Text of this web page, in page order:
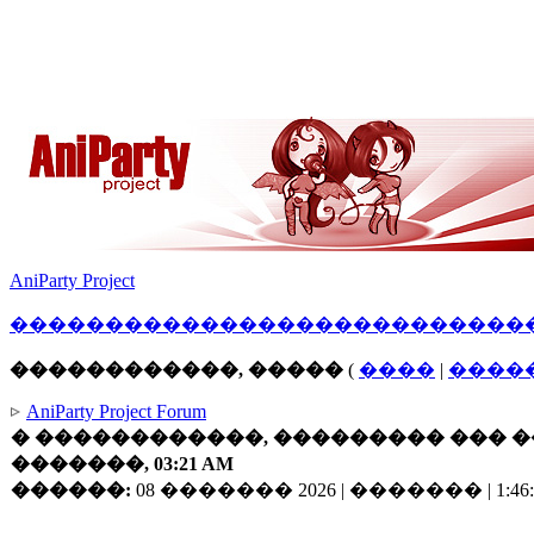
AniParty Project
�����������������������
������������, ����� ( ���� |
AniParty Project Forum
� ������������, ��������� ���
�������, 03:21 AM
������: 08 ������� 2026 | ������� |